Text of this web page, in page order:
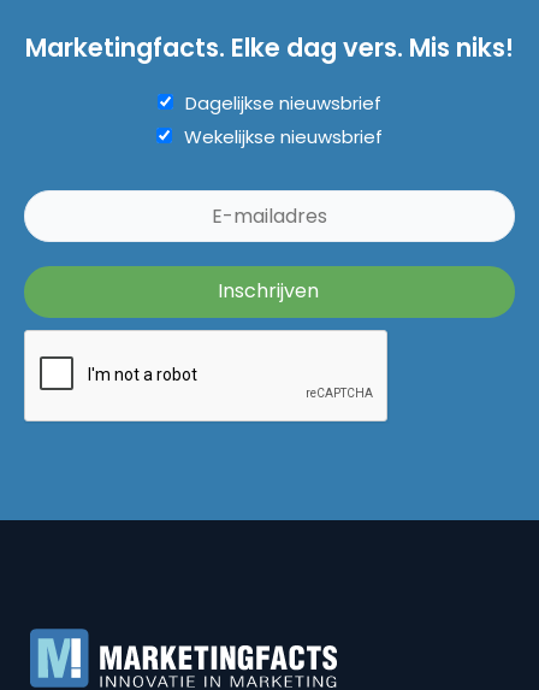
Marketingfacts. Elke dag vers. Mis niks!
Dagelijkse nieuwsbrief
Wekelijkse nieuwsbrief